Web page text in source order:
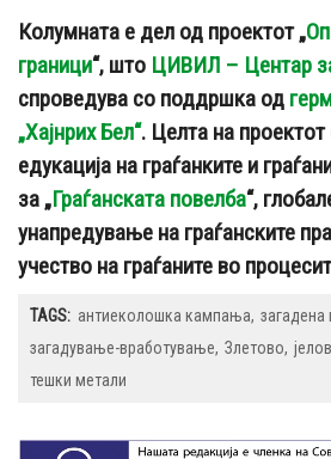
Колумната е дел од проектот „
граници“, што ЦИВИЛ – Центар
спроведува со поддршка од
„Хајнрих Бел“. Целта на
едукација на граѓанките и
за „Граѓанската повелба“,
унапредување на граѓанските
учество на граѓаните во
TAGS: антиеколошка кампања загадена
загадување-вработување Злетово
тешки метали